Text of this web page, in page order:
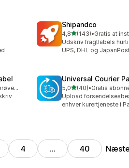
Shipandco
4,8ud af 5 stjerner
(143)
143 anmeldelser i alt
•Gratis at
Udskriv fragtlabels
UPS, DHL og
Mulighed for gratis prøveperiode
Universal Courier
5,0ud af 5 stjerner
(40)
40 anmeldelser i alt
•
Upload
enhver kurertjeneste i
4 … 40 Næste